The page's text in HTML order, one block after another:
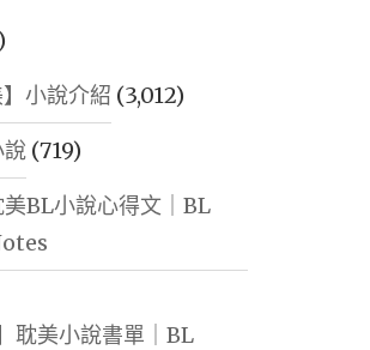
小說介紹 (3,012)
說(719)
美BL小說心得文｜BL
耽美小說書單｜BL